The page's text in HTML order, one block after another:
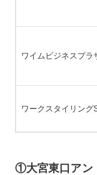
ワイムビジネスプラ
ワークスタイリング
①大宮東口アン